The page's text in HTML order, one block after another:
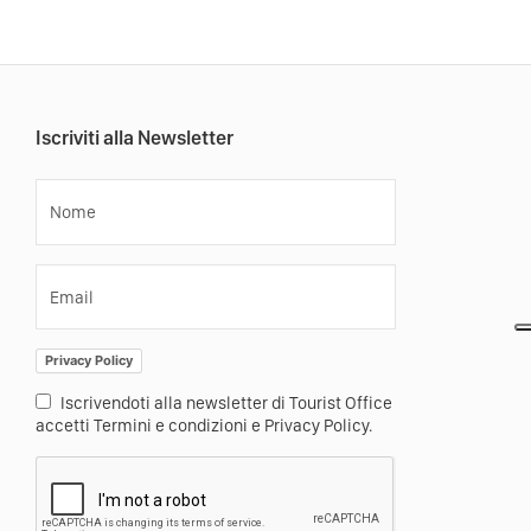
Iscriviti alla Newsletter
Nome
Email
Privacy Policy
Iscrivendoti alla newsletter di Tourist Office
accetti Termini e condizioni e Privacy Policy.